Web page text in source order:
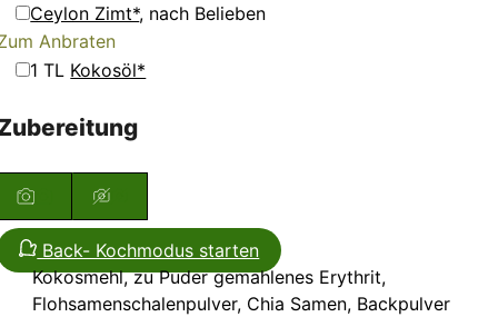
▢
Ceylon Zimt*, nach Belieben
Anbraten
▢
1 TL Kokosöl*
Back- Kochmodus starten
Kokosmehl, zu Puder gemahlenes Erythrit,
Flohsamenschalenpulver, Chia Samen, Backpulver